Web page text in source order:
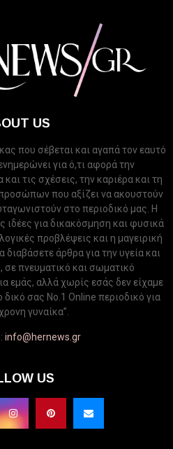
US
που σέβεται και αγαπά τον εαυτό
για ό,τι αφορά την
τις σχέσεις, την καριέρα και τη
που αξίζει να ακουστούν
στο περιοδικό μας. Η
ιδέες για δικακόσμηση και φυσικά
προβλέψεις και η μαγειρική
διαβάσετε άρθρα για την υγεία και
σε πνευματικό και σωματικό
εμάς, αλλά χωρίς εσάς δεν είχαμε
σας Νo.1 Online περιοδικό για
γυναίκα”.
info@hernews.gr
US